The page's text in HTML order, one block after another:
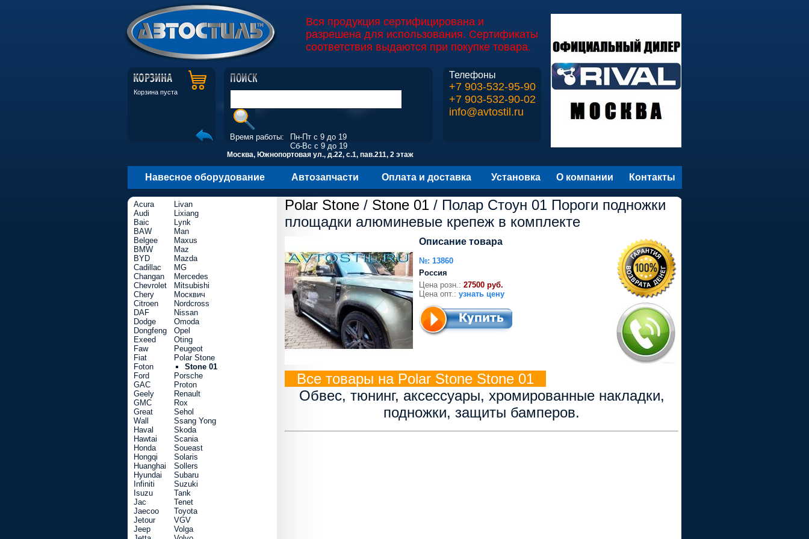
Вся продукция сертифицирована и
разрешена для использования. Сертификаты
соответствия выдаются при покупке товара.
Корзина пуста
Телефоны
+7 903-532-95-90
+7 903-532-90-02
info@avtostil.ru
Время работы:
Пн-Пт с 9 до 19
Сб-Вс с 9 до 19
Москва, Южнопортовая ул., д.22, с.1, пав.211, 2 этаж
Навесное оборудование Автозапчасти Оплата и доставка Установка О компании Контакты
Polar Stone / Stone 01 / Полар Стоун 01 Пороги подножки
площадки алюминевые крепеж в комплекте
Описание товара
№: 13860
Россия
Цена розн.: 27500 руб.
Цена опт.: узнать цену
Все товары на Polar Stone Stone 01
Обвес, тюнинг, аксессуары, хромированные накладки,
подножки, защиты бамперов.
Acura
Audi
Baic
BAW
Belgee
BMW
BYD
Cadillac
Changan
Chevrolet
Chery
Citroen
DAF
Dodge
Dongfeng
Exeed
Faw
Fiat
Foton
Ford
GAC
Geely
GMC
Great
Wall
Haval
Hawtai
Honda
Hongqi
Huanghai
Hyundai
Infiniti
Isuzu
Jac
Jaecoo
Jetour
Jeep
Livan
Lixiang
Lynk
Man
Maxus
Maz
Mazda
MG
Mercedes
Mitsubishi
Москвич
Nordcross
Nissan
Omoda
Opel
Oting
Peugeot
Polar Stone
Stone 01
Porsche
Proton
Renault
Rox
Sehol
Ssang Yong
Skoda
Scania
Soueast
Solaris
Sollers
Subaru
Suzuki
Tank
Tenet
Toyota
VGV
Volga